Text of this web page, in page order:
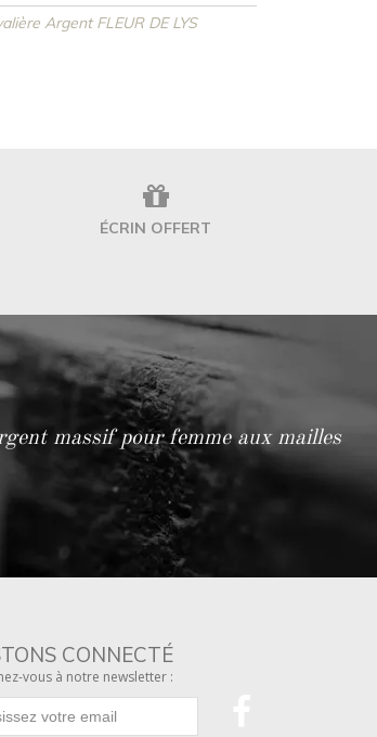
Argent FLEUR DE LYS
ÉCRIN OFFERT
massif pour femme aux mailles
CONNECTÉ
vous à notre newsletter :